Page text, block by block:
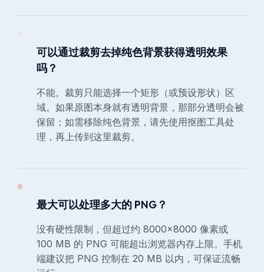
可以通过裁剪去掉纯色背景获得透明效果
吗？
不能。裁剪只能选择一个矩形（或预设形状）区
域。如果原图本身就有透明背景，那部分透明会被
保留；如需移除纯色背景，请先使用抠图工具处
理，再上传到这里裁剪。
最大可以处理多大的 PNG？
没有硬性限制，但超过约 8000×8000 像素或
100 MB 的 PNG 可能超出浏览器内存上限。手机
端建议把 PNG 控制在 20 MB 以内，可保证流畅